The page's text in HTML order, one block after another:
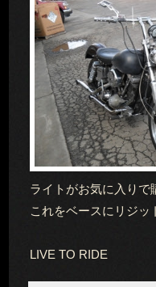
ライトがお気に入りで
これをベースにリジッ
LIVE TO RIDE